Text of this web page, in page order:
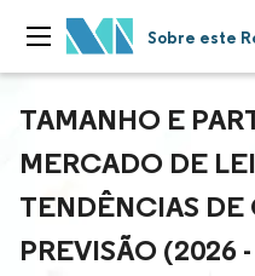
Sobre este
TAMANHO E
MERCADO DE
TENDÊNCIAS
PREVISÃO (2026